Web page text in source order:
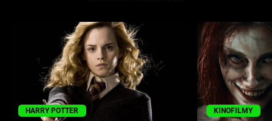
HARRY POTTER KINOFILMY